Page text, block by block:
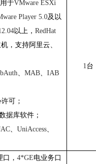
于VMware ESXi
Player 5.0及以
以上，RedHat
，支持阿里云、
、MAB、IAB
可；
据库软件；
、UniAccess、
1台
口，4*GE电业务口